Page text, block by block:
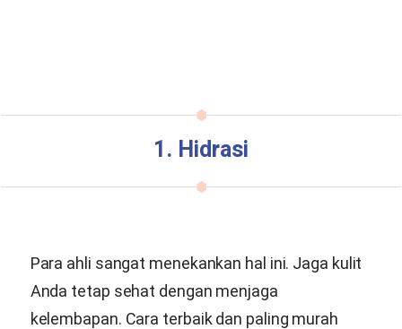
1. Hidrasi
Para ahli sangat menekankan hal ini. Jaga kulit
Anda tetap sehat dengan menjaga
kelembapan. Cara terbaik dan paling murah